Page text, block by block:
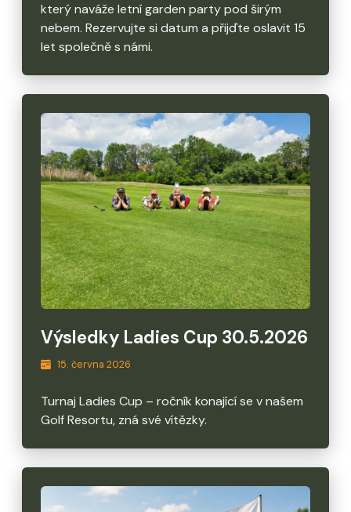
který naváže letní garden party pod širým
nebem. Rezervujte si datum a přijďte oslavit 15
let společně s námi.
Výsledky Ladies Cup 30.5.2026
15. června 2026
Turnaj Ladies Cup – ročník konající se v našem
Golf Resortu, zná své vítězky.